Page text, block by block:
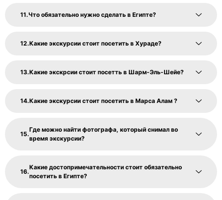
Что обязательно нужно сделать в Египте?
Какие экскурсии стоит посетить в Хураде?
Какие экскрсии стоит посетть в Шарм-Эль-Шейе?
Какие экскурсии стоит посетить в Марса Алам ?
Где можно найти фотографа, который снимал во
время экскурсии?
Какие достопримечательности стоит обязательно
посетить в Египте?